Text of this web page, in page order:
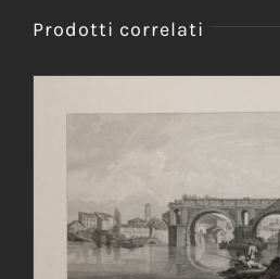
Prodotti correlati
AGGIUNGI AL CARRELLO